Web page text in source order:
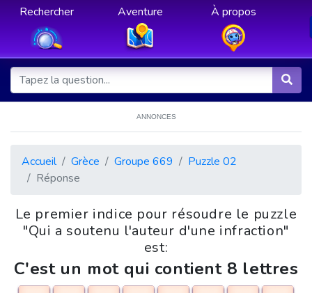
Rechercher Aventure À propos
ANNONCES
Accueil Grèce Groupe 669
Puzzle 02
Réponse
Le premier indice pour résoudre le puzzle
"Qui a soutenu l'auteur d'une infraction"
est:
C'est un mot qui contient 8 lettres